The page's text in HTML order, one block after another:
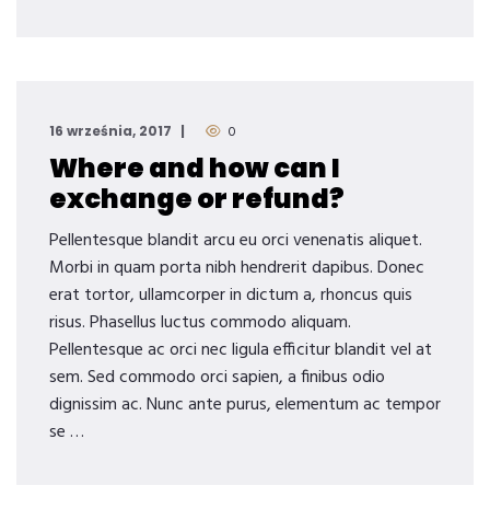
16 września, 2017 0
Where and how can I
exchange or refund?
Pellentesque blandit arcu eu orci venenatis aliquet.
Morbi in quam porta nibh hendrerit dapibus. Donec
erat tortor, ullamcorper in dictum a, rhoncus quis
risus. Phasellus luctus commodo aliquam.
Pellentesque ac orci nec ligula efficitur blandit vel at
sem. Sed commodo orci sapien, a finibus odio
dignissim ac. Nunc ante purus, elementum ac tempor
se …